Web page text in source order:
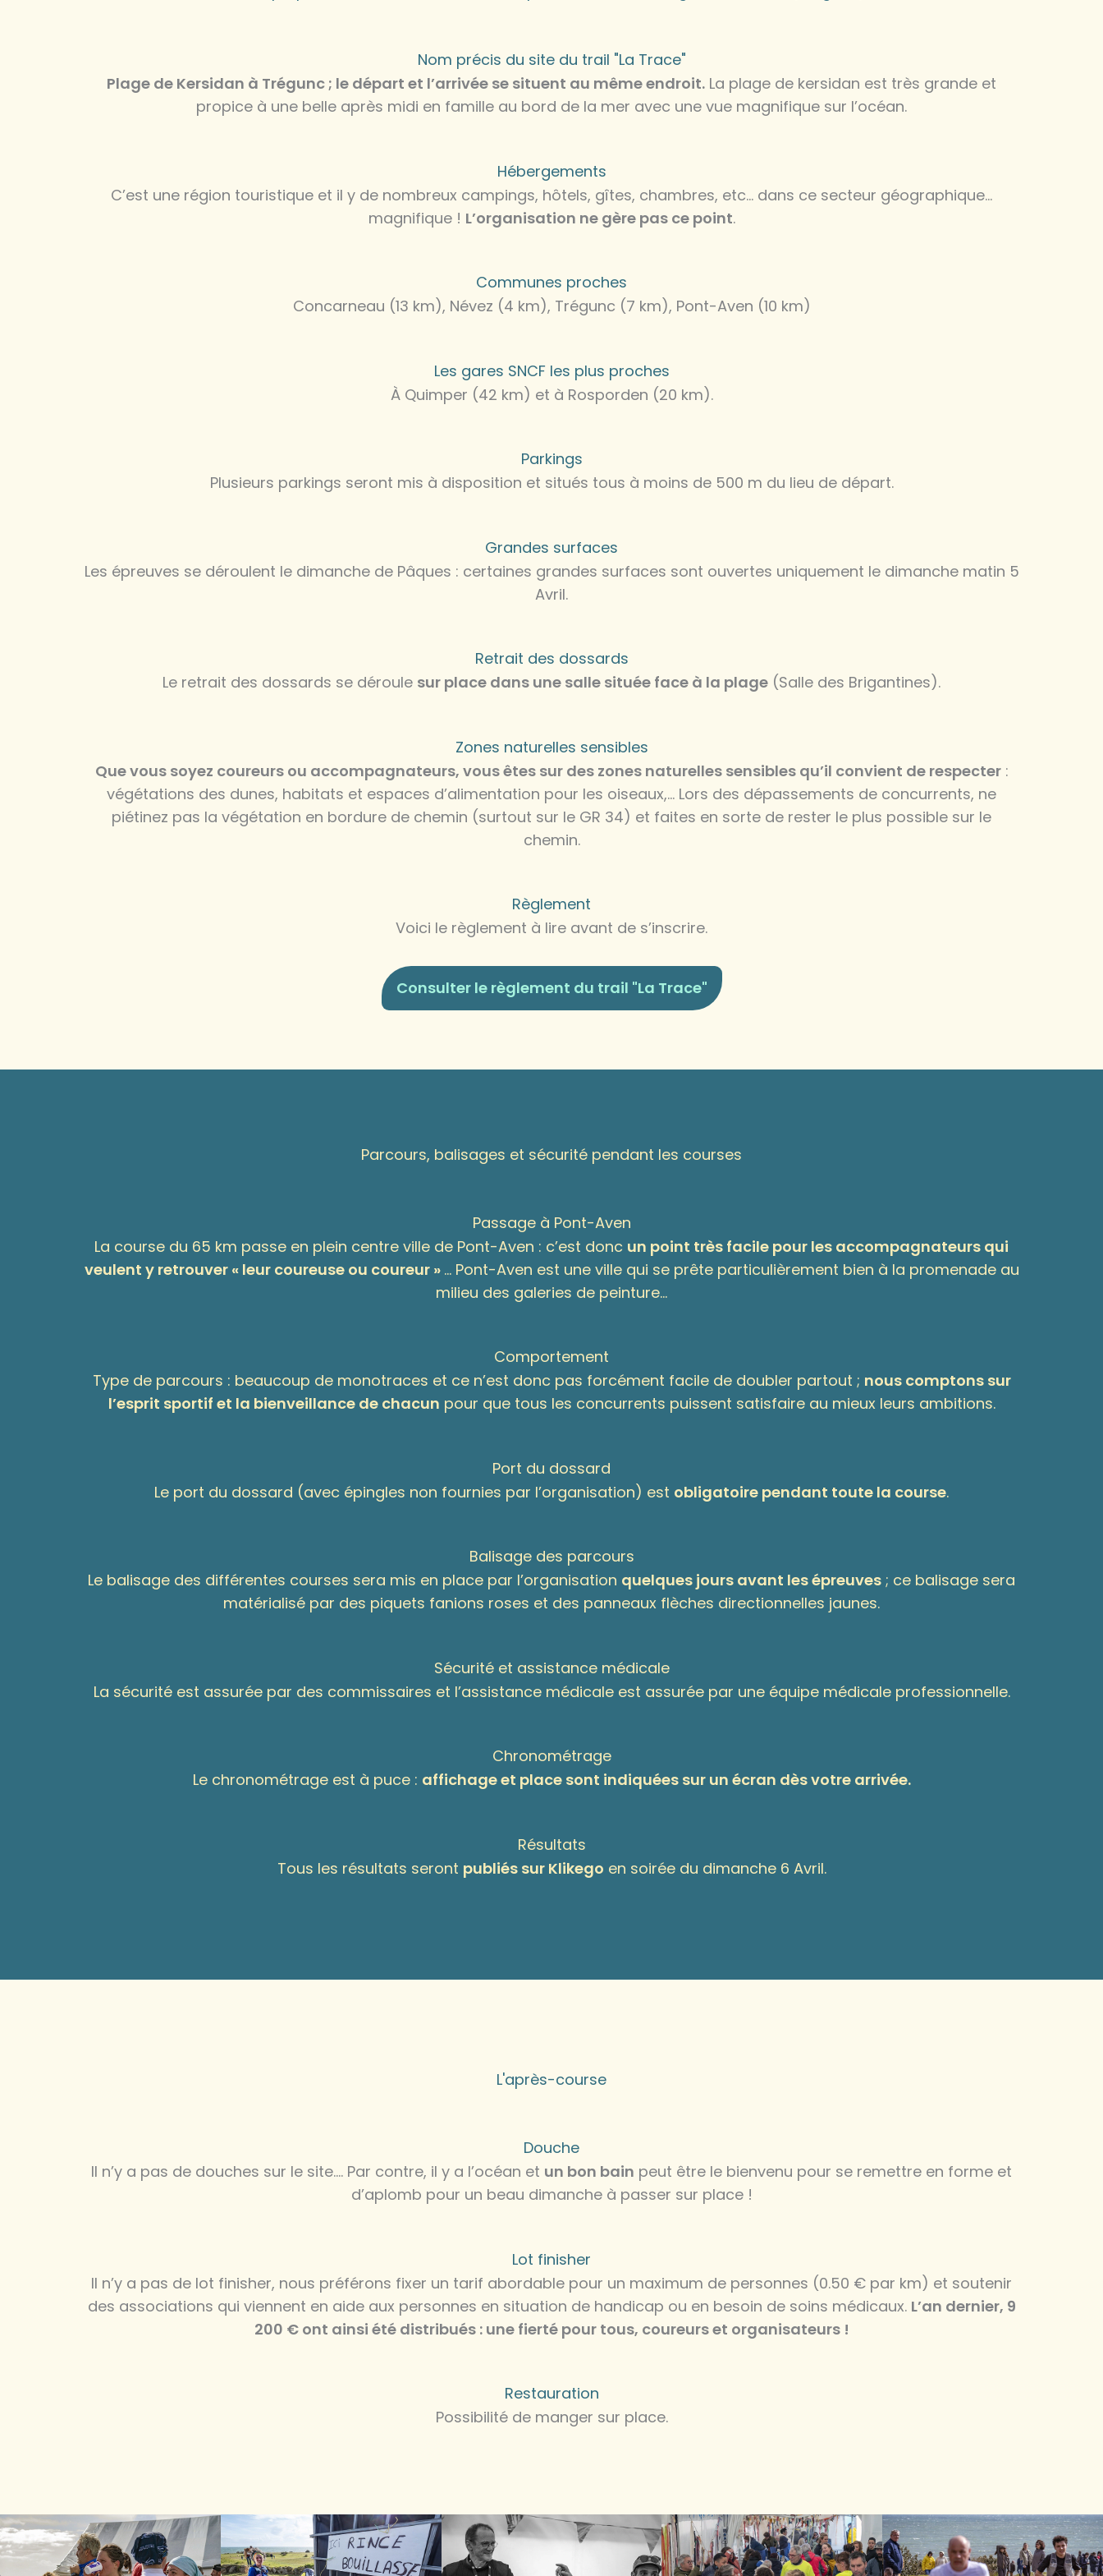
Nom précis du site du trail "La Trace"
Plage de Kersidan à Trégunc ; le départ et l’arrivée se situent au même endroit. La plage de kersidan est très grande et
propice à une belle après midi en famille au bord de la mer avec une vue magnifique sur l’océan.
Hébergements
C’est une région touristique et il y de nombreux campings, hôtels, gîtes, chambres, etc… dans ce secteur géographique…
magnifique ! L’organisation ne gère pas ce point.
Communes proches
Concarneau (13 km), Névez (4 km), Trégunc (7 km), Pont-Aven (10 km)
Les gares SNCF les plus proches
À Quimper (42 km) et à Rosporden (20 km).
Parkings
Plusieurs parkings seront mis à disposition et situés tous à moins de 500 m du lieu de départ.
Grandes surfaces
Les épreuves se déroulent le dimanche de Pâques : certaines grandes surfaces sont ouvertes uniquement le dimanche matin 5
Avril.
Retrait des dossards
Le retrait des dossards se déroule sur place dans une salle située face à la plage (Salle des Brigantines).
Zones naturelles sensibles
Que vous soyez coureurs ou accompagnateurs, vous êtes sur des zones naturelles sensibles qu’il convient de respecter:
végétations des dunes, habitats et espaces d’alimentation pour les oiseaux,… Lors des dépassements de concurrents, ne
piétinez pas la végétation en bordure de chemin (surtout sur le GR 34) et faites en sorte de rester le plus possible sur le
chemin.
Règlement
Voici le règlement à lire avant de s’inscrire.
Consulter le règlement du trail "La Trace"
Parcours, balisages et sécurité pendant les courses
Passage à Pont-Aven
La course du 65 km passe en plein centre ville de Pont-Aven : c’est donc un point très facile pour les accompagnateurs qui
veulent y retrouver « leur coureuse ou coureur » … Pont-Aven est une ville qui se prête particulièrement bien à la promenade au
milieu des galeries de peinture…
Comportement
Type de parcours : beaucoup de monotraces et ce n’est donc pas forcément facile de doubler partout ; nous comptons sur
l’esprit sportif et la bienveillance de chacun pour que tous les concurrents puissent satisfaire au mieux leurs ambitions.
Port du dossard
Le port du dossard (avec épingles non fournies par l’organisation) est obligatoire pendant toute la course.
Balisage des parcours
Le balisage des différentes courses sera mis en place par l’organisation quelques jours avant les épreuves ; ce balisage sera
matérialisé par des piquets fanions roses et des panneaux flèches directionnelles jaunes.
Sécurité et assistance médicale
La sécurité est assurée par des commissaires et l’assistance médicale est assurée par une équipe médicale professionnelle.
Chronométrage
Le chronométrage est à puce : affichage et place sont indiquées sur un écran dès votre arrivée.
Résultats
Tous les résultats seront publiés sur Klikego en soirée du dimanche 6 Avril.
L'après-course
Douche
Il n’y a pas de douches sur le site…. Par contre, il y a l’océan et un bon bain peut être le bienvenu pour se remettre en forme et
d’aplomb pour un beau dimanche à passer sur place !
Lot finisher
Il n’y a pas de lot finisher, nous préférons fixer un tarif abordable pour un maximum de personnes (0.50 € par km) et soutenir
des associations qui viennent en aide aux personnes en situation de handicap ou en besoin de soins médicaux. L’an dernier, 9
200 € ont ainsi été distribués : une fierté pour tous, coureurs et organisateurs !
Restauration
Possibilité de manger sur place.